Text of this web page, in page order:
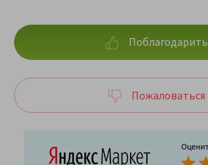
Поблагодарить
Пожаловаться